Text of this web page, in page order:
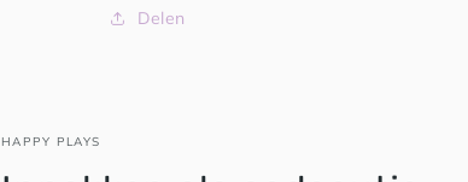
Delen
HAPPY PLAYS